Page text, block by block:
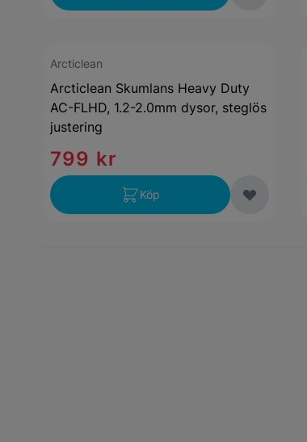
Arcticlean
Arcticlean Skumlans Heavy Duty
AC-FLHD, 1.2-2.0mm dysor, steglös
justering
799 kr
Köp